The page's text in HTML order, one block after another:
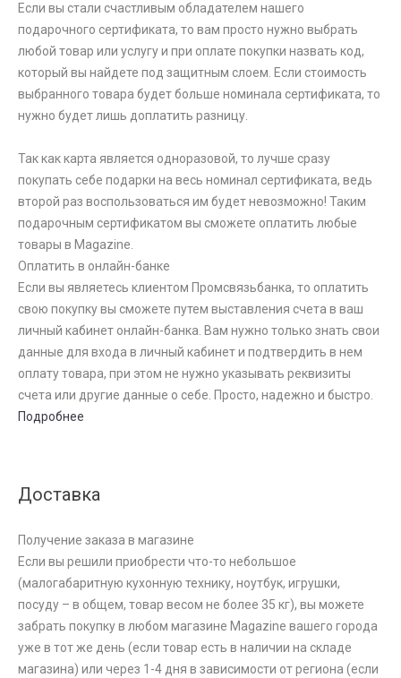
Если вы стали счастливым обладателем нашего
подарочного сертификата, то вам просто нужно выбрать
любой товар или услугу и при оплате покупки назвать код,
который вы найдете под защитным слоем. Если стоимость
выбранного товара будет больше номинала сертификата, то
нужно будет лишь доплатить разницу.
Так как карта является одноразовой, то лучше сразу
покупать себе подарки на весь номинал сертификата, ведь
второй раз воспользоваться им будет невозможно! Таким
подарочным сертификатом вы сможете оплатить любые
товары в Magazine.
Оплатить в онлайн-банке
Если вы являетесь клиентом Промсвязьбанка, то оплатить
свою покупку вы сможете путем выставления счета в ваш
личный кабинет онлайн-банка. Вам нужно только знать свои
данные для входа в личный кабинет и подтвердить в нем
оплату товара, при этом не нужно указывать реквизиты
счета или другие данные о себе. Просто, надежно и быстро.
Подробнее
Доставка
Получение заказа в магазине
Если вы решили приобрести что-то небольшое
(малогабаритную кухонную технику, ноутбук, игрушки,
посуду – в общем, товар весом не более 35 кг), вы можете
забрать покупку в любом магазине Magazine вашего города
уже в тот же день (если товар есть в наличии на складе
магазина) или через 1-4 дня в зависимости от региона (если